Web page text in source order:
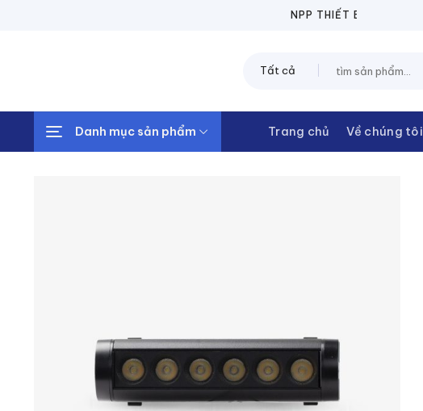
NPP THIẾT BỊ ĐIỆN THANH
kiếm:
Danh mục sản phẩm Trang chủ Về chúng tôi